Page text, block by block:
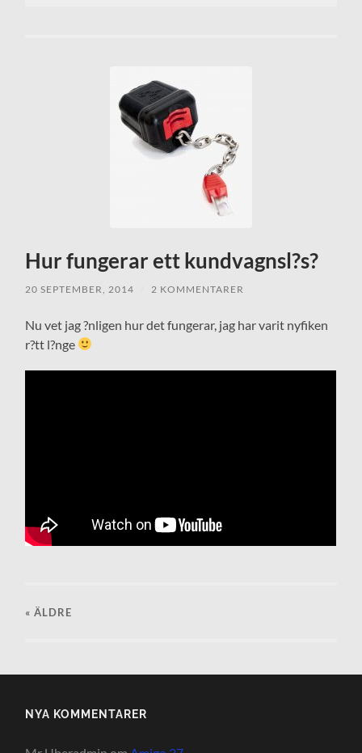
Hur fungerar ett kundvagnsl?s?
20 SEPTEMBER, 2014 2 KOMMENTARER
Nu vet jag ?nligen hur det fungerar, jag har varit nyfiken
r?tt l?nge
« ÄLDRE
NYA KOMMENTARER